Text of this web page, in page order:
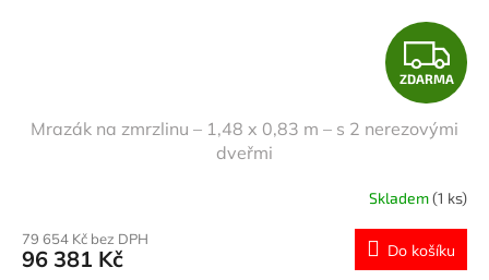
Z
D
A
R
M
ZDARMA
Mrazák na zmrzlinu – 1,48 x 0,83 m – s 2 nerezovými
dveřmi
Skladem(1 ks)
79 654 Kč bez DPH
96 381 Kč Do košíku